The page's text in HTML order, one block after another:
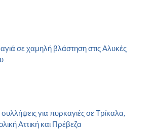
σε χαμηλή βλάστηση στις Αλυκές
συλλήψεις για πυρκαγιές σε Τρίκαλα,
Αττική και Πρέβεζα